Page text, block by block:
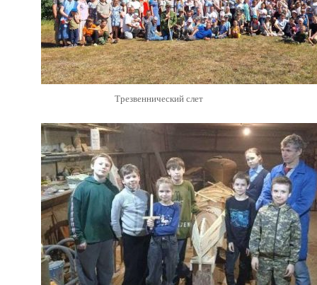
Трезвеннический слет